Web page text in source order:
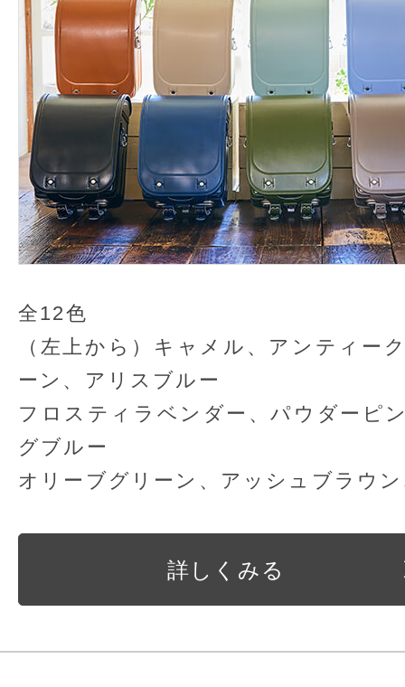
全12色
（左上から）キャメル、アンティー
ーン、アリスブルー
フロスティラベンダー、パウダーピ
グブルー
オリーブグリーン、アッシュブラウ
詳しくみる